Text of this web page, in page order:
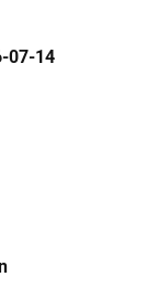
07-14